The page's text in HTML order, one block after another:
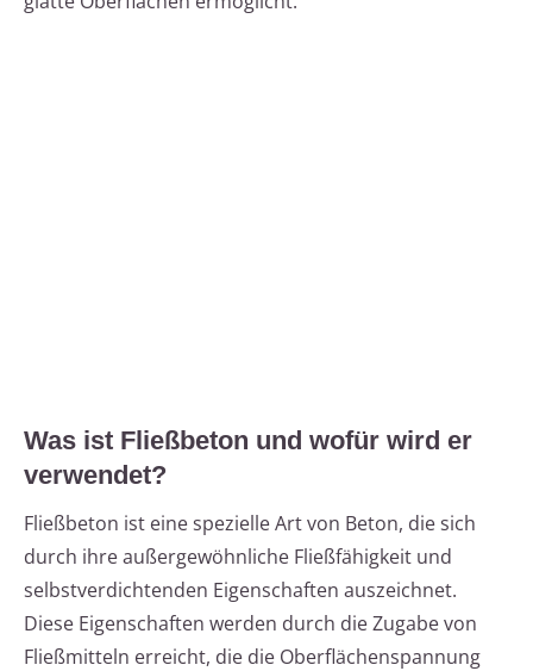
Was ist Fließbeton und wofür wird er
verwendet?
Fließbeton ist eine spezielle Art von Beton, die sich
durch ihre außergewöhnliche Fließfähigkeit und
selbstverdichtenden Eigenschaften auszeichnet.
Diese Eigenschaften werden durch die Zugabe von
Fließmitteln erreicht, die die Oberflächenspannung